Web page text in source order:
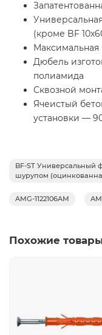
(кроме BF
Максимальная
Дюбель
полиамида
Сквозной
Ячеистый
установки —
BF-ST Универсальный
шурупом
AMG-1122106AM
Похожие